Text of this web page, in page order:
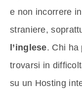
e non incorrere
straniere,
l’inglese. Chi ha
trovarsi in
su un Hosting